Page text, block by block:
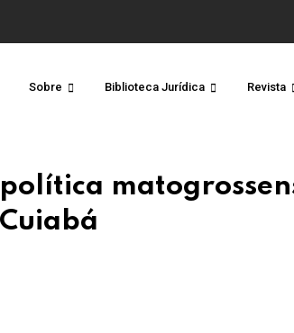
Sobre Biblioteca Jurídica Revista